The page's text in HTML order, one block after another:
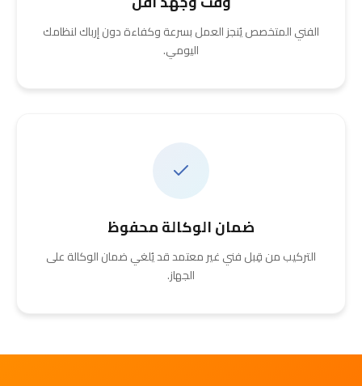
الفني المتخصص يُنجز العمل بسرعة وكفاءة دون إرباك لنظامك
اليومي.
ضمان الوكالة محفوظ
التركيب من قِبل فني غير معتمد قد يُلغي ضمان الوكالة على
الجهاز.